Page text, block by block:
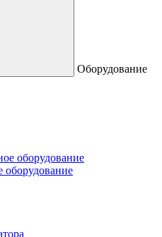
Оборудование
оборудование